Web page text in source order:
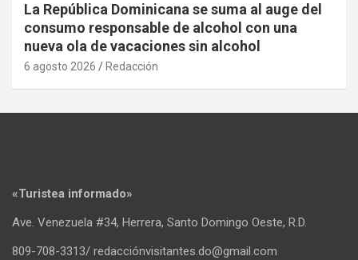
La República Dominicana se suma al auge del
consumo responsable de alcohol con una
nueva ola de vacaciones sin alcohol
6 agosto 2026 Redacción
«Turistea informado»
Ave. Venezuela #34, Herrera, Santo Domingo Oeste, R.D.
809-708-3313/ redacciónvisitantes.do@gmail.com